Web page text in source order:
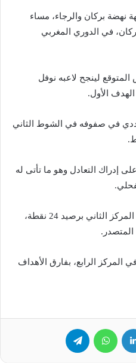
الإيجابي (1-1) مواجهة نهضة بركان والرجاء، مساء
في الدوري المغربي
لينجح لاعبه نوفل
في صفوفه في الشوط الثاني
إدراك التعادل وهو ما تأتى له
التعادل أبقى الرجاء البيضاوي في المركز الثاني برصيد 24 نقطة،
بركان 22 نقطة في المركز الرابع، بفارق الأهداف
لينكدإن واتساب